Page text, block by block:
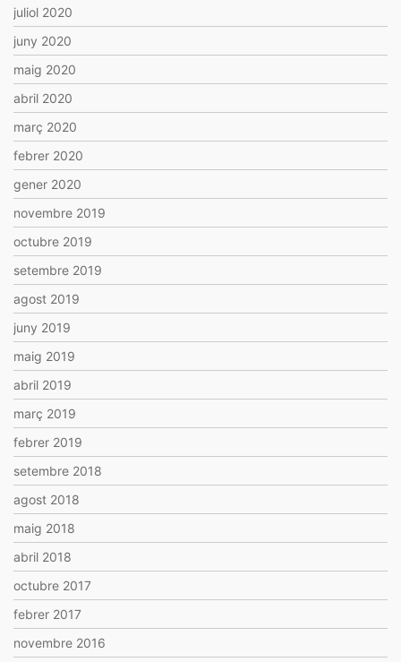
juliol 2020
juny 2020
maig 2020
abril 2020
març 2020
febrer 2020
gener 2020
novembre 2019
octubre 2019
setembre 2019
agost 2019
juny 2019
maig 2019
abril 2019
març 2019
febrer 2019
setembre 2018
agost 2018
maig 2018
abril 2018
octubre 2017
febrer 2017
novembre 2016